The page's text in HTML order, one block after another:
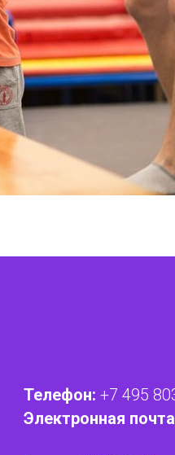
Телефон: +7 495
Электронная